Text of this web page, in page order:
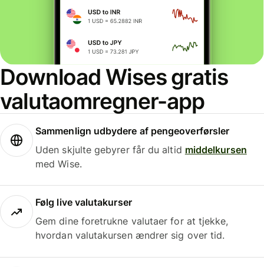
Download Wises gratis
valutaomregner-app
Sammenlign udbydere af pengeoverførsler
Uden skjulte gebyrer får du altid middelkursen
med Wise.
Følg live valutakurser
Gem dine foretrukne valutaer for at tjekke,
hvordan valutakursen ændrer sig over tid.